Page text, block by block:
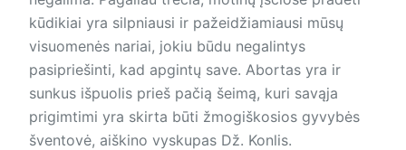
kūdikiai yra silpniausi ir pažeidžiamiausi mūsų
visuomenės nariai, jokiu būdu negalintys
pasipriešinti, kad apgintų save. Abortas yra ir
sunkus išpuolis prieš pačią šeimą, kuri savąja
prigimtimi yra skirta būti žmogiškosios gyvybės
šventovė, aiškino vyskupas Dž. Konlis.